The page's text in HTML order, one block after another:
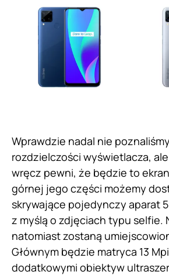
Wprawdzie nadal nie
rozdzielczości wyświetlacza,
wręcz pewni, że będzie to ekran
górnej jego części możemy
skrywające pojedynczy aparat
z myślą o zdjęciach typu selfie.
natomiast zostaną
Głównym będzie matryca 13
dodatkowymi obiektyw